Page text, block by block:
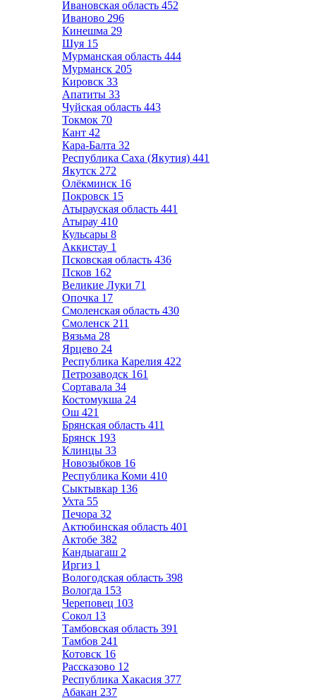
Ивановская область 452
Иваново 296
Кинешма 29
Шуя 15
Мурманская область 444
Мурманск 205
Кировск 33
Апатиты 33
Чуйская область 443
Токмок 70
Кант 42
Кара-Балта 32
Республика Саха (Якутия) 441
Якутск 272
Олёкминск 16
Покровск 15
Атырауская область 441
Атырау 410
Кульсары 8
Аккистау 1
Псковская область 436
Псков 162
Великие Луки 71
Опочка 17
Смоленская область 430
Смоленск 211
Вязьма 28
Ярцево 24
Республика Карелия 422
Петрозаводск 161
Сортавала 34
Костомукша 24
Ош 421
Брянская область 411
Брянск 193
Клинцы 33
Новозыбков 16
Республика Коми 410
Сыктывкар 136
Ухта 55
Печора 32
Актюбинская область 401
Актобе 382
Кандыагаш 2
Иргиз 1
Вологодская область 398
Вологда 153
Череповец 103
Сокол 13
Тамбовская область 391
Тамбов 241
Котовск 16
Рассказово 12
Республика Хакасия 377
Абакан 237